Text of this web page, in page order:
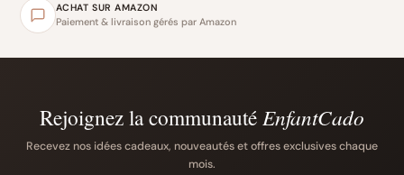
ACHAT SUR AMAZON
Paiement & livraison gérés par Amazon
Rejoignez la communauté EnfantCado
Recevez nos idées cadeaux, nouveautés et offres exclusives chaque
mois.